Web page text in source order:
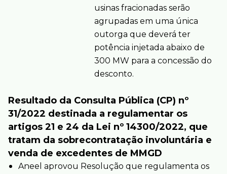
usinas fracionadas serão
agrupadas em uma única
outorga que deverá ter
potência injetada abaixo de
300 MW para a concessão do
desconto.
Resultado da Consulta Pública (CP) nº
31/2022 destinada a regulamentar os
artigos 21 e 24 da Lei nº 14300/2022, que
tratam da sobrecontratação involuntária e
venda de excedentes de MMGD
Aneel aprovou Resolução que regulamenta os